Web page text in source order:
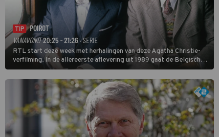
TIP
POIROT
VANAVOND 20:25 - 21:26 · SERIE
RTL start deze week met herhalingen van deze Agatha Christie-
verfilming. In de allereerste aflevering uit 1989 gaat de Belgische
speurder op zoek naar een vermiste kok. Poirot raakt al snel
verwikkeld in een moordzaak. (HH)